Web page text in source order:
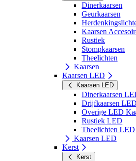
Dinerkaarsen
Geurkaarsen
Kaarsen
Rustiek
Stompkaarsen
Theelichten
Kaarsen
Kaarsen LED
Kaarsen LED
Dinerkaarsen
Drijfkaarsen LED
Overige LED
Rustiek LED
Theelichten LED
Kaarsen LED
Kerst
Kerst